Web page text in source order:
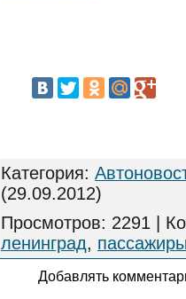
Категория:
(29.09.2012)
Просмотров: 2291 |
ленинград,
Добавлять